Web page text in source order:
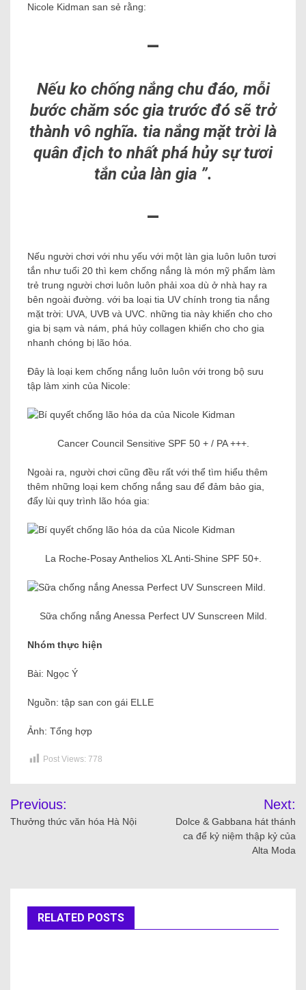
Nicole Kidman san sẻ rằng:
–
Nếu ko chống nắng chu đáo, mỗi
bước chăm sóc gia trước đó sẽ trở
thành vô nghĩa. tia nắng mặt trời là
quân địch to nhất phá hủy sự tươi
tắn của làn gia ”.
–
Nếu người chơi với nhu yếu với một làn gia luôn luôn tươi
tắn như tuổi 20 thì kem chống nắng là món mỹ phẩm làm
trẻ trung người chơi luôn luôn phải xoa dù ở nhà hay ra
bên ngoài đường. với ba loại tia UV chính trong tia nắng
mặt trời: UVA, UVB và UVC. những tia này khiến cho cho
gia bị sạm và nám, phá hủy collagen khiến cho cho gia
nhanh chóng bị lão hóa.
Đây là loại kem chống nắng luôn luôn với trong bộ sưu
tập làm xinh của Nicole:
Cancer Council Sensitive SPF 50 + / PA +++.
Ngoài ra, người chơi cũng đều rất với thể tìm hiểu thêm
thêm những loại kem chống nắng sau để đảm bảo gia,
đẩy lùi quy trình lão hóa gia:
La Roche-Posay Anthelios XL Anti-Shine SPF 50+.
Sữa chống nắng Anessa Perfect UV Sunscreen Mild.
Nhóm thực hiện
Bài: Ngọc Ý
Nguồn: tập san con gái ELLE
Ảnh: Tổng hợp
Post Views: 778
Previous:
Thưởng thức văn hóa Hà Nội
Next:
Dolce & Gabbana hát thánh
ca để kỷ niệm thập kỷ của
Alta Moda
RELATED POSTS